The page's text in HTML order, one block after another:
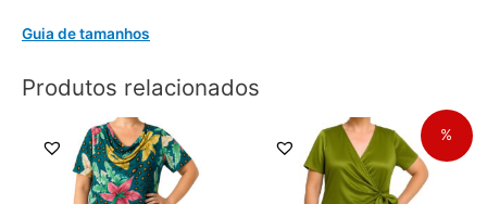
Guia de tamanhos
Produtos relacionados
%